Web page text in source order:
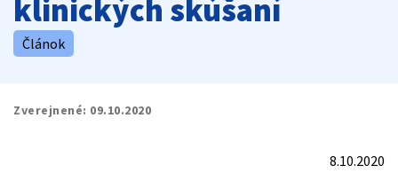
klinických skúšaní
Článok
Zverejnené: 09.10.2020
8.10.2020